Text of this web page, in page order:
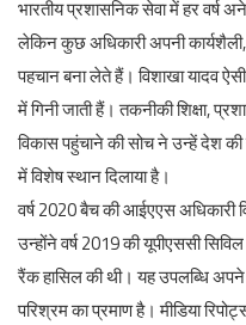
भारतीय प्रशासनिक सेवा में हर वर्ष
लेकिन कुछ अधिकारी अपनी
पहचान बना लेते हैं। विशाखा यादव
में गिनी जाती हैं। तकनीकी शिक्षा,
विकास पहुंचाने की सोच ने उन्हें देश
में विशेष स्थान दिलाया है।
वर्ष 2020 बैच की आईएएस अधिकारी
उन्होंने वर्ष 2019 की यूपीएससी
रैंक हासिल की थी। यह उपलब्धि
परिश्रम का प्रमाण है। मीडिया